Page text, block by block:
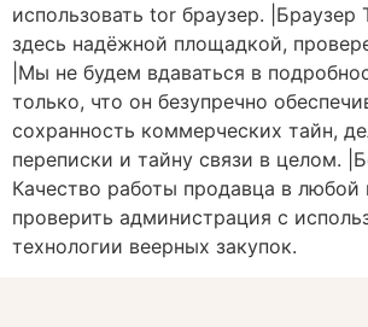
использовать tor браузер. |Браузер
здесь надёжной площадкой,
|Мы не будем вдаваться в
только, что он безупречно
сохранность коммерческих тайн,
переписки и тайну связи в целом.
Качество работы продавца в
проверить администрация с
технологии веерных закупок.